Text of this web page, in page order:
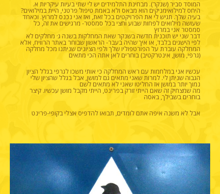
המוסד סביר (שנקר). מבחינת התלמידים יש לי שתי בעיות עיקריות א.
היחס למילואימניקים הוא מבאס ולא באמת טיפול פרטני, היית במילואים?
בעיה שלך. תגיש לי את הפרויקטים בכל זאת, ואז אני נכנס למרוץ. וכאחד
שעושה מילואים לפחות שבוע וחצי בכל סמסטר- מרגישים את זה, כל
סמסטר אני במרוץ
דבר שני יש תוכנית חדשה בשנקר שאת המחלקות בשנה ג׳ מחלקים לא
לפי הישגים בלבד, או איך שהיה בעבר- הראשון שבוחר באתר הרוויח, אלא
המחלקה עוברת על הפורטפוליו שלך ולפי הציונים שניתנו מכל מחלקה
(גרפי, מושן, אינטרקטיב) בוחרים לאן אתה הכי מתאים
עכשיו אני במלחמות עם ראש המחלקה כי אותי משכו לגרפי בגלל הציון
הגבוה שניתן לי. למרות שאני מתאים גם למושן, אבל בגלל שהציון שלי
נמוך יותר במושן אז החליטו שאני לא מתאים לשם
מה שמצחיק זה שאם הייתי זורק בפרינט, הייתי מקבל מושן עכשיו. קיצר
בוחרים בשבילך, באסה
אבל לא משנה איפה אתם לומדים, תבואו להדפיס אצלי בקופי-פרינט